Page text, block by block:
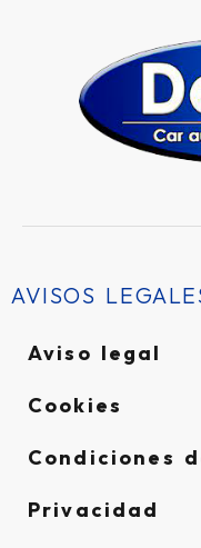
AVISOS
Aviso legal
Cookies
Condiciones
Privacidad